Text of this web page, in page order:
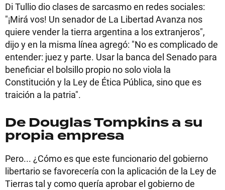
Di Tullio dio clases de sarcasmo en redes sociales:
"¡Mirá vos! Un senador de La Libertad Avanza nos
quiere vender la tierra argentina a los extranjeros",
dijo y en la misma línea agregó: "No es complicado de
entender: juez y parte. Usar la banca del Senado para
beneficiar el bolsillo propio no solo viola la
Constitución y la Ley de Ética Pública, sino que es
traición a la patria".
De Douglas Tompkins a su
propia empresa
Pero... ¿Cómo es que este funcionario del gobierno
libertario se favorecería con la aplicación de la Ley de
Tierras tal y como quería aprobar el gobierno de